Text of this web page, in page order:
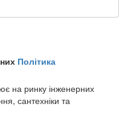
Політика
на ринку інженерних
сантехніки та